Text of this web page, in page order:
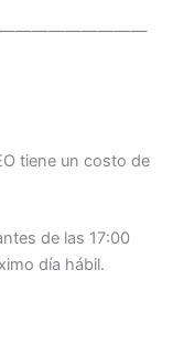
tiene un costo de
de las 17:00
día hábil.